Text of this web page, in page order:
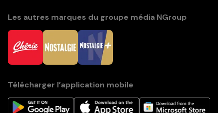
Les autres marques du groupe média NGroup
Télécharger l’application mobile